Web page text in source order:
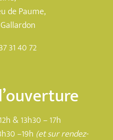
de Paume,
31 40 72
& 13h30 – 17h
–19h (et sur rendez-